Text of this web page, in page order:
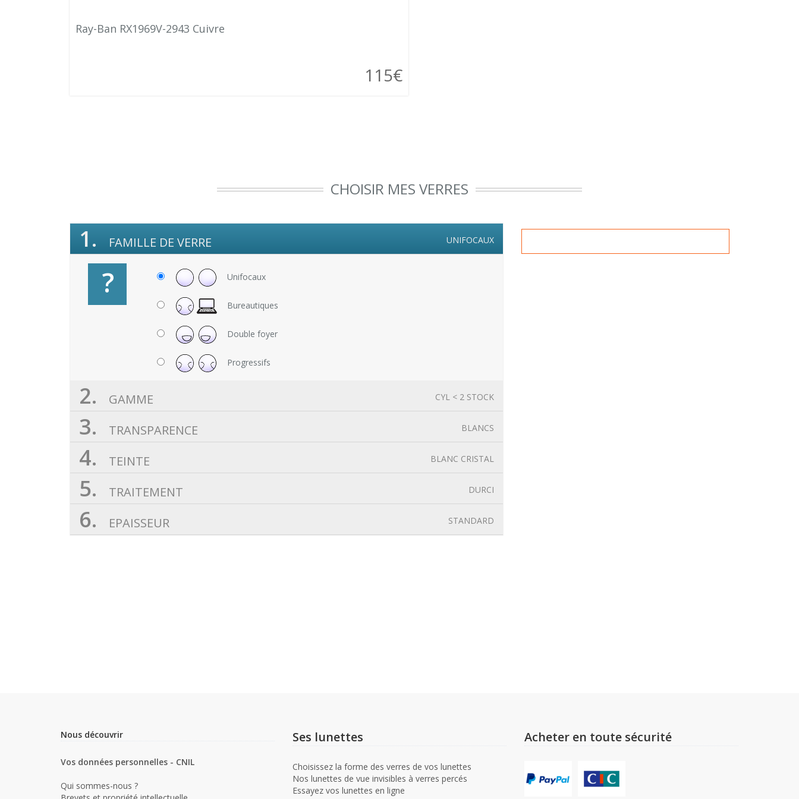
Ray-Ban RX1969V-2943 Cuivre
115€
CHOISIR MES VERRES
UNIFOCAUX
1. FAMILLE DE VERRE
? Unifocaux
Bureautiques
Double foyer
Progressifs
CYL < 2 STOCK
2. GAMME
BLANCS
3. TRANSPARENCE
BLANC CRISTAL
4. TEINTE
DURCI
5. TRAITEMENT
STANDARD
6. EPAISSEUR
Nous découvrir
Vos données personnelles - CNIL
Qui sommes-nous ?
Ses lunettes
Choisissez la forme des verres de vos lunettes
Nos lunettes de vue invisibles à verres percés
Essayez vos lunettes en ligne
Acheter en toute sécurité